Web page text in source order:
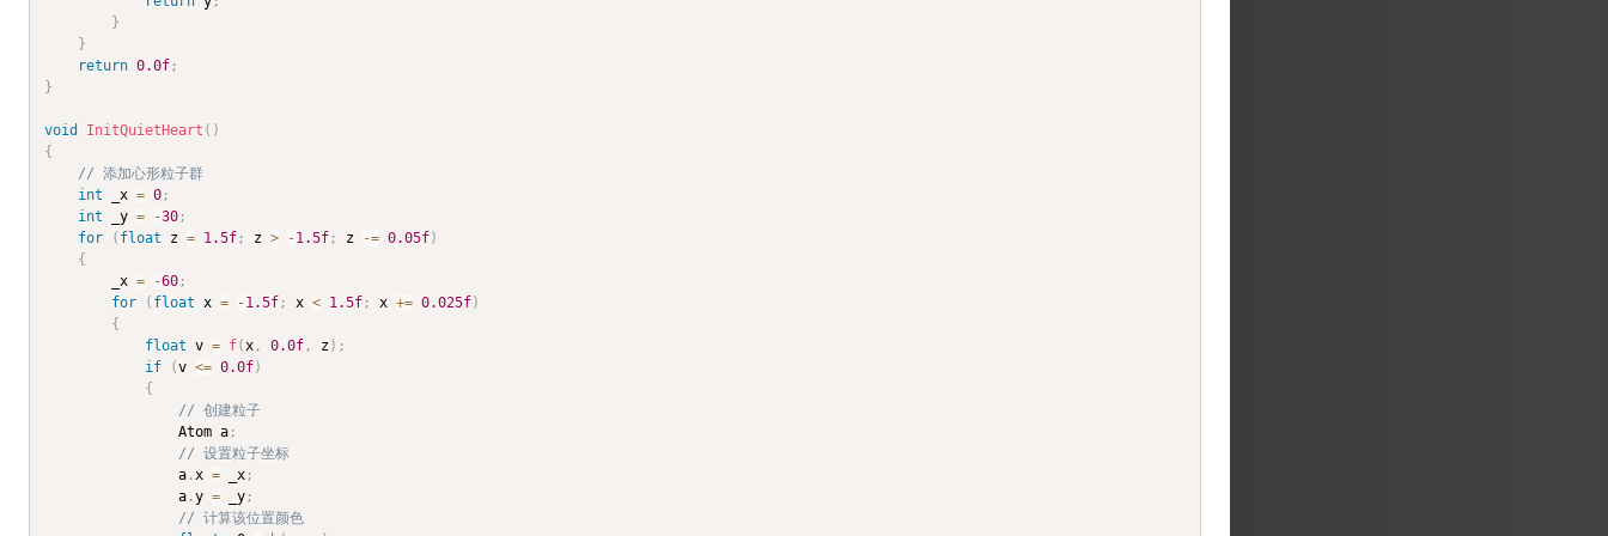
}
}
return 0.0f ;
}
void InitQuietHeart ( )
{
// 添加心形粒子群
int _x = 0 ;
int _y = -30 ;
for
( float z = 1.5f ; z > -1.5f ; z -= 0.05f)
{
		_x
= -60 ;
for
( float x = -1.5f ; x < 1.5f ; x += 0.025f)
{
float v = f(x , 0.0f , z ) ;
if
(v <= 0.0f)
{
// 创建粒子
				Atom a
;
// 设置粒子坐标
				a
.x = _x ;
				a
.y = _y ;
// 计算该位置颜色